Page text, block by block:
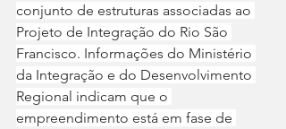
conjunto de estruturas associadas ao
Projeto de Integração do Rio São
Francisco. Informações do Ministério
da Integração e do Desenvolvimento
Regional indicam que o
empreendimento está em fase de